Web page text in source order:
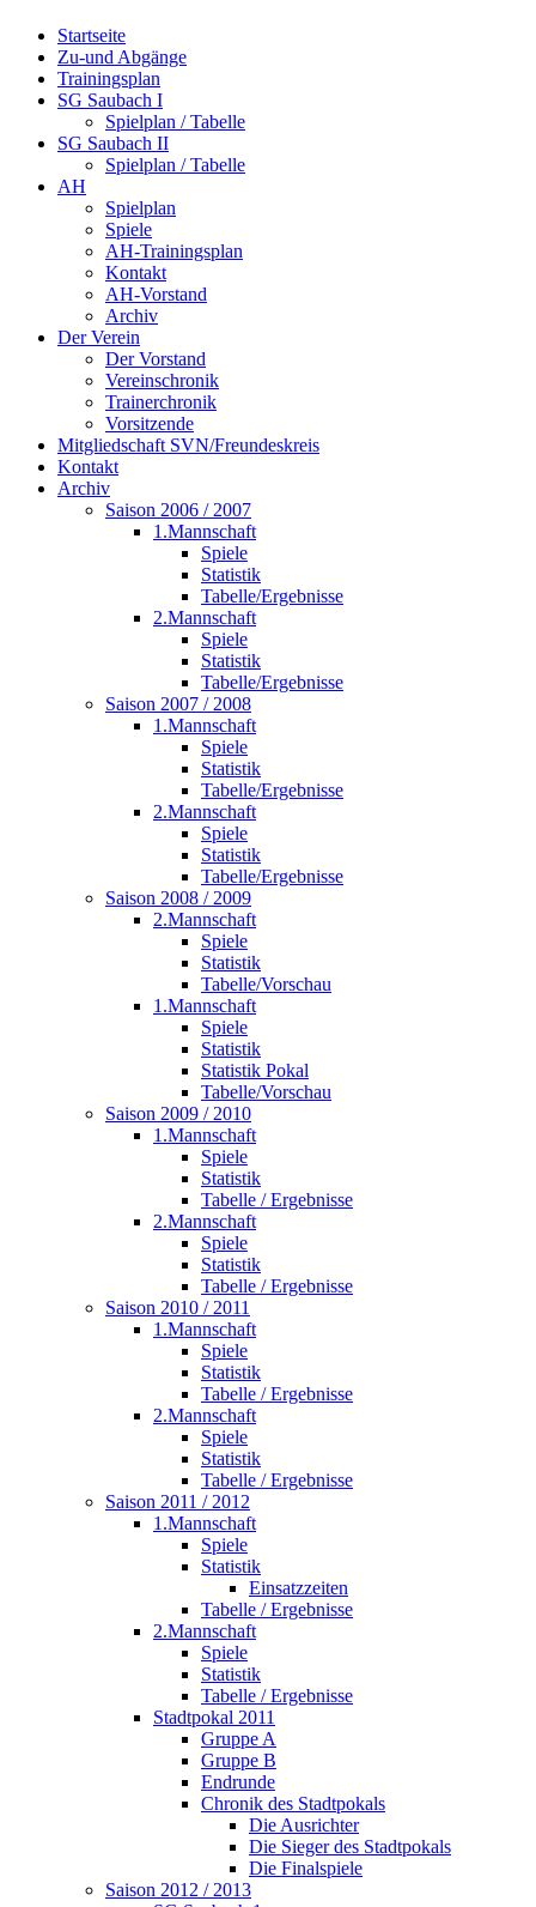
Startseite
Zu-und Abgänge
Trainingsplan
SG Saubach I
Spielplan / Tabelle
SG Saubach II
Spielplan / Tabelle
AH
Spielplan
Spiele
AH-Trainingsplan
Kontakt
AH-Vorstand
Archiv
Der Verein
Der Vorstand
Vereinschronik
Trainerchronik
Vorsitzende
Mitgliedschaft SVN/Freundeskreis
Kontakt
Archiv
Saison 2006 / 2007
1.Mannschaft
Spiele
Statistik
Tabelle/Ergebnisse
2.Mannschaft
Spiele
Statistik
Tabelle/Ergebnisse
Saison 2007 / 2008
1.Mannschaft
Spiele
Statistik
Tabelle/Ergebnisse
2.Mannschaft
Spiele
Statistik
Tabelle/Ergebnisse
Saison 2008 / 2009
2.Mannschaft
Spiele
Statistik
Tabelle/Vorschau
1.Mannschaft
Spiele
Statistik
Statistik Pokal
Tabelle/Vorschau
Saison 2009 / 2010
1.Mannschaft
Spiele
Statistik
Tabelle / Ergebnisse
2.Mannschaft
Spiele
Statistik
Tabelle / Ergebnisse
Saison 2010 / 2011
1.Mannschaft
Spiele
Statistik
Tabelle / Ergebnisse
2.Mannschaft
Spiele
Statistik
Tabelle / Ergebnisse
Saison 2011 / 2012
1.Mannschaft
Spiele
Statistik
Einsatzzeiten
Tabelle / Ergebnisse
2.Mannschaft
Spiele
Statistik
Tabelle / Ergebnisse
Stadtpokal 2011
Gruppe A
Gruppe B
Endrunde
Chronik des Stadtpokals
Die Ausrichter
Die Sieger des Stadtpokals
Die Finalspiele
Saison 2012 / 2013